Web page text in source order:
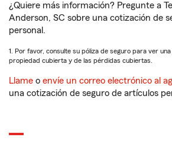
¿Quiere más información? Pregunte a
Anderson, SC sobre una cotización de
personal.
1. Por favor, consulte su póliza de seguro para ver
propiedad cubierta y de las pérdidas cubiertas.
Llame o envíe un correo electrónico al
una cotización de seguro de artículos